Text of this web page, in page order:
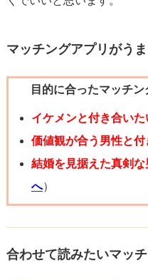
マッチングアプリがう
目的に合ったマッチ
イケメンと付き合いた
価値観が合う男性と
結婚を見据えた真剣
へ）
合わせて読みたいマッ